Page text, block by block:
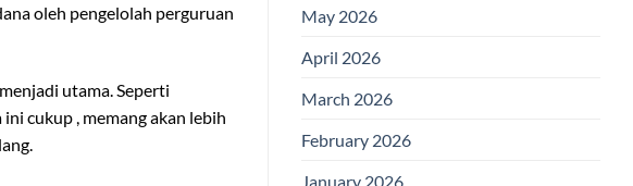
oleh pengelolah perguruan
utama. Seperti
cukup , memang akan lebih
May 2026
April 2026
March 2026
February 2026
January 2026